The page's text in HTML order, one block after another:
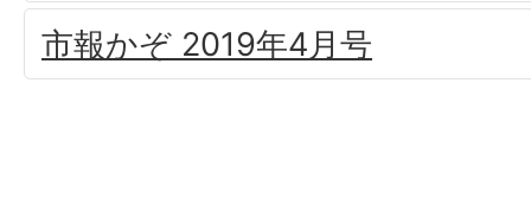
市報かぞ 2019年4月号